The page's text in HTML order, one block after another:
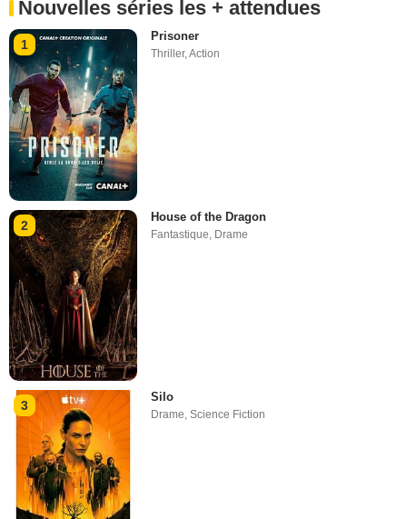
Nouvelles séries les + attendues
1
Prisoner
Thriller,Action
2
House of the Dragon
Fantastique Drame
3
Silo
Drame,Science Fiction